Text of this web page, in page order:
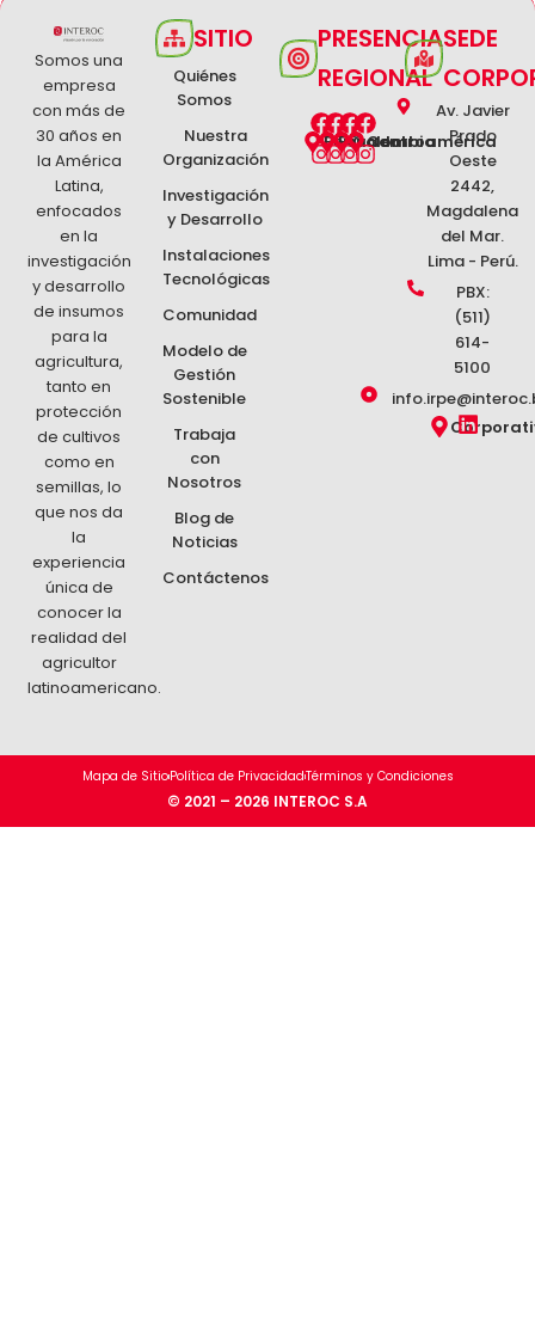
Somos una
empresa
con más de
30 años en
la América
Latina,
enfocados
en la
investigación
y desarrollo
de insumos
para la
agricultura,
tanto en
protección
de cultivos
como en
semillas, lo
que nos da
la
experiencia
única de
conocer la
realidad del
agricultor
latinoamericano.
SITIO
Quiénes
Somos
Nuestra
Organización
Investigación
y Desarrollo
Instalaciones
Tecnológicas
Comunidad
Modelo de
Gestión
Sostenible
Trabaja
con
Nosotros
Blog de
Noticias
Contáctenos
PRESENCIA
REGIONAL
Perú
F
a
c
I
n
s
Ecuador
F
a
c
I
n
s
Colombia
F
a
c
I
n
s
Centroamérica
F
a
c
I
n
s
SEDE
Av. Javier
Prado
Oeste
2442,
Magdalena
del Mar.
Lima - Perú.
PBX:
(511)
614-
5100
L
i
© 2021 – 2026 INTEROC S.A
Mapa de SitioPolítica de PrivacidadTérminos y Condiciones